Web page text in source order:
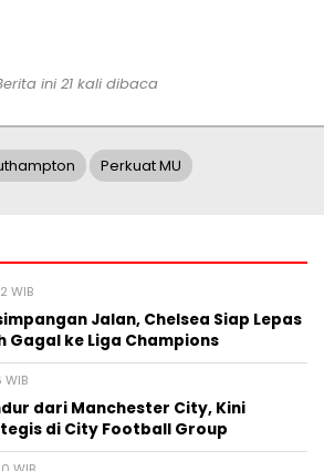
ini 21 kali dibaca
Perkuat MU
WIB
Jalan, Chelsea Siap Lepas
Gagal ke Liga Champions
WIB
dari Manchester City, Kini
di City Football Group